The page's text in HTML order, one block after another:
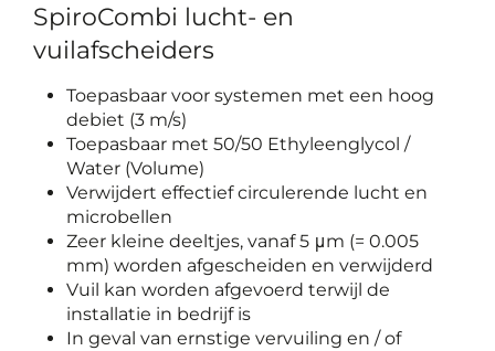
SpiroCombi lucht- en
vuilafscheiders
Toepasbaar voor systemen met een hoog
debiet (3 m/s)
Toepasbaar met 50/50 Ethyleenglycol /
Water (Volume)
Verwijdert effectief circulerende lucht en
microbellen
Zeer kleine deeltjes, vanaf 5 μm (= 0.005
mm) worden afgescheiden en verwijderd
Vuil kan worden afgevoerd terwijl de
installatie in bedrijf is
In geval van ernstige vervuiling en / of